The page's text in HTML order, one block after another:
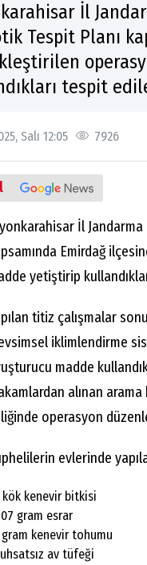
İl
Tespit Planı
tespit
Salı 12:05 7926
İl Jandarma
Emirdağ
yetiştirip
titiz çalışmalar
iklimlendirme
madde
alınan
operasyon
evlerinde
kök kenevir bitkisi
gram esrar
gram kenevir tohumu
av tüfeği